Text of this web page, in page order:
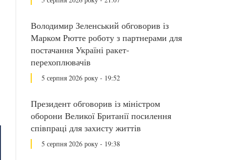
Володимир Зеленський обговорив із
Марком Рютте роботу з партнерами для
постачання Україні ракет-
перехоплювачів
5 серпня 2026 року - 19:52
Президент обговорив із міністром
оборони Великої Британії посилення
співпраці для захисту життів
5 серпня 2026 року - 19:38